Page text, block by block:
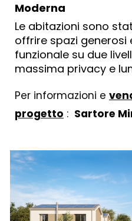
Moderna
Le abitazioni sono
offrire spazi generosi
funzionale su due
massima privacy e
Per informazioni e
progetto : Sartore